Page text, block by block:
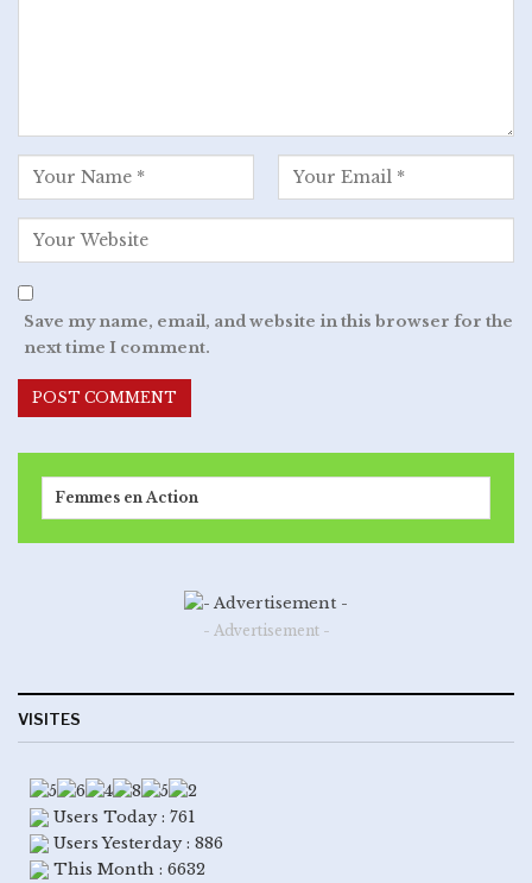
Save my name, email, and website in this browser for the
next time I comment.
Femmes en Action
- Advertisement -
VISITES
Users Today : 761
Users Yesterday : 886
This Month : 6632